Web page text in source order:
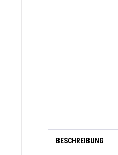
BESCHREIBUNG